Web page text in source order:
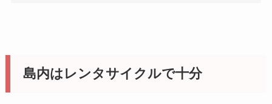
島内はレンタサイクルで十分